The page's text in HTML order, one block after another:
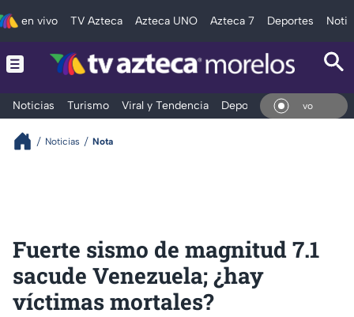
en vivo TV Azteca Azteca UNO Azteca 7 Deportes
Noticias Turismo Viral y Tendencia Deportes Espectáculos
En
Noticias Nota
Fuerte sismo de magnitud 7.1
sacude Venezuela; ¿hay
víctimas mortales?